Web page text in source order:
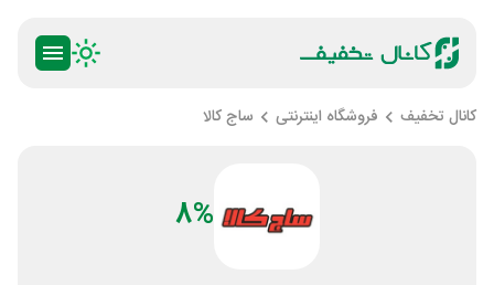
کانال تخفیف فروشگاه اینترنتی ساج کالا
8%